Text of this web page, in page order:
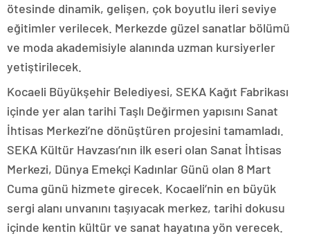
ötesinde dinamik, gelişen, çok boyutlu ileri seviye
eğitimler verilecek. Merkezde güzel sanatlar bölümü
ve moda akademisiyle alanında uzman kursiyerler
yetiştirilecek.
Kocaeli Büyükşehir Belediyesi, SEKA Kağıt Fabrikası
içinde yer alan tarihi Taşlı Değirmen yapısını Sanat
İhtisas Merkezi’ne dönüştüren projesini tamamladı.
SEKA Kültür Havzası’nın ilk eseri olan Sanat İhtisas
Merkezi, Dünya Emekçi Kadınlar Günü olan 8 Mart
Cuma günü hizmete girecek. Kocaeli’nin en büyük
sergi alanı unvanını taşıyacak merkez, tarihi dokusu
içinde kentin kültür ve sanat hayatına yön verecek.